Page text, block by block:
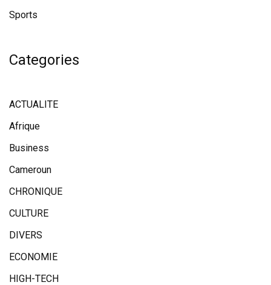
Sports
Categories
ACTUALITE
Afrique
Business
Cameroun
CHRONIQUE
CULTURE
DIVERS
ECONOMIE
HIGH-TECH